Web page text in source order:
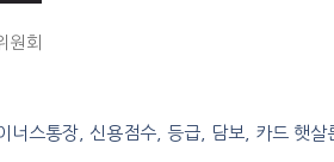
원회
스통장, 신용점수, 등급, 담보, 카드 햇